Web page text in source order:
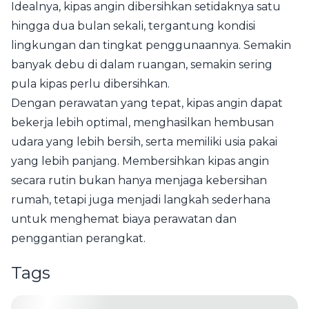
Idealnya, kipas angin dibersihkan setidaknya satu
hingga dua bulan sekali, tergantung kondisi
lingkungan dan tingkat penggunaannya. Semakin
banyak debu di dalam ruangan, semakin sering
pula kipas perlu dibersihkan.
Dengan perawatan yang tepat, kipas angin dapat
bekerja lebih optimal, menghasilkan hembusan
udara yang lebih bersih, serta memiliki usia pakai
yang lebih panjang. Membersihkan kipas angin
secara rutin bukan hanya menjaga kebersihan
rumah, tetapi juga menjadi langkah sederhana
untuk menghemat biaya perawatan dan
penggantian perangkat.
Tags